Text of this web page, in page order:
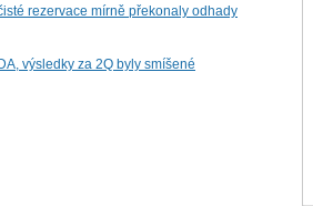
rezervace mírně překonaly odhady
výsledky za 2Q byly smíšené